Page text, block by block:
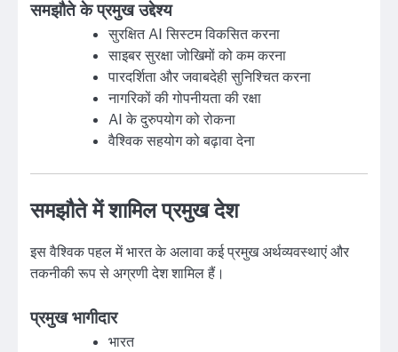
समझौते के प्रमुख उद्देश्य
सुरक्षित AI सिस्टम विकसित करना
साइबर सुरक्षा जोखिमों को कम करना
पारदर्शिता और जवाबदेही सुनिश्चित करना
नागरिकों की गोपनीयता की रक्षा
AI के दुरुपयोग को रोकना
वैश्विक सहयोग को बढ़ावा देना
समझौते में शामिल प्रमुख देश
इस वैश्विक पहल में भारत के अलावा कई प्रमुख अर्थव्यवस्थाएं और
तकनीकी रूप से अग्रणी देश शामिल हैं।
प्रमुख भागीदार
भारत